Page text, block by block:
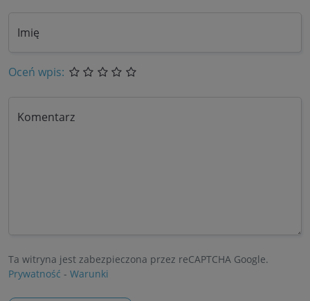
Imię
Oceń wpis:
Komentarz
Ta witryna jest zabezpieczona przez reCAPTCHA Google.
Prywatność - Warunki